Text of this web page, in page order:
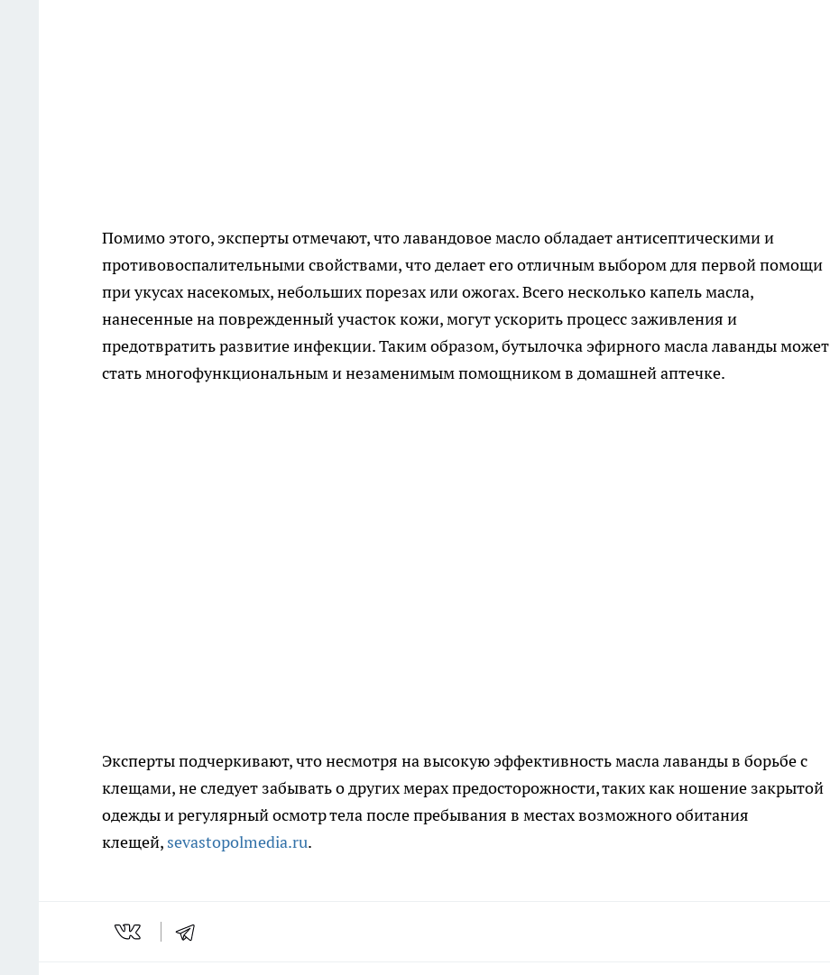
Помимо этого, эксперты отмечают, что лавандовое масло обладает антисептическими и
противовоспалительными свойствами, что делает его отличным выбором для первой помощи
при укусах насекомых, небольших порезах или ожогах. Всего несколько капель масла,
нанесенные на поврежденный участок кожи, могут ускорить процесс заживления и
предотвратить развитие инфекции. Таким образом, бутылочка эфирного масла лаванды может
стать многофункциональным и незаменимым помощником в домашней аптечке.
Эксперты подчеркивают, что несмотря на высокую эффективность масла лаванды в борьбе с
клещами, не следует забывать о других мерах предосторожности, таких как ношение закрытой
одежды и регулярный осмотр тела после пребывания в местах возможного обитания
клещей, sevastopolmedia.ru.